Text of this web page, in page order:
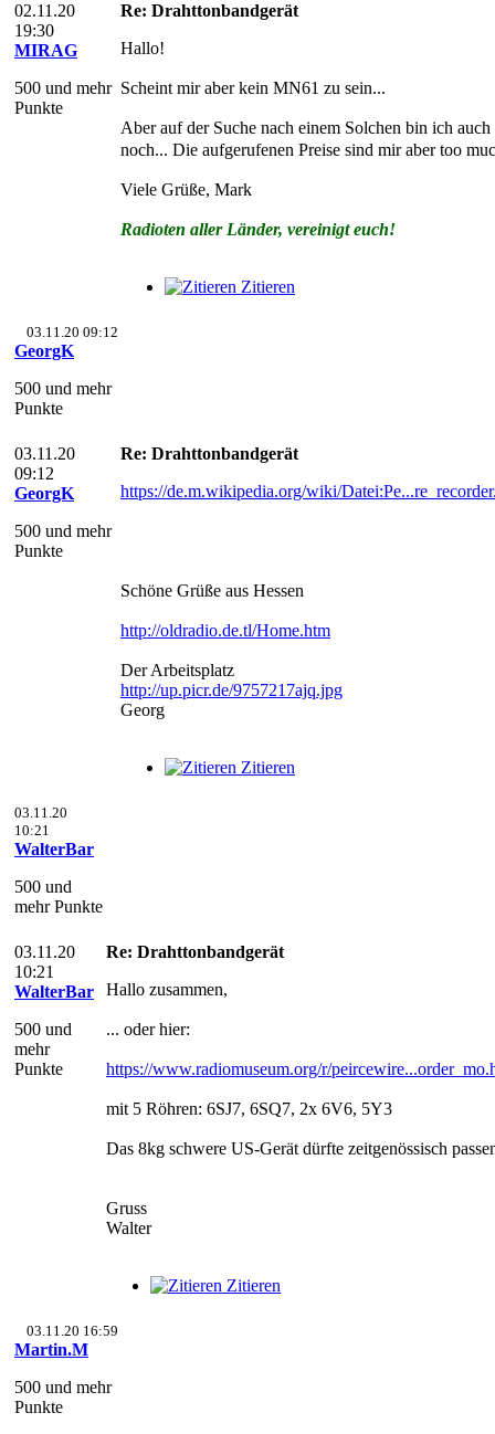
02.11.20
19:30
MIRAG
500 und mehr
Punkte
Re: Drahttonbandgerät
Hallo!
Scheint mir aber kein MN61 zu sein...
Aber auf der Suche nach einem Solchen bin ich auch
noch... Die aufgerufenen Preise sind mir aber too
Viele Grüße, Mark
Radioten aller Länder, vereinigt euch!
Zitieren
03.11.20 09:12
GeorgK
500 und mehr
Punkte
03.11.20
09:12
GeorgK
500 und mehr
Punkte
Re: Drahttonbandgerät
https://de.m.wikipedia.org/wiki/
Schöne Grüße aus Hessen
http://oldradio.de.tl/Home.htm
Der Arbeitsplatz
http://up.picr.de/9757217ajq.jpg
Georg
Zitieren
03.11.20
10:21
WalterBar
500 und
mehr Punkte
03.11.20
10:21
WalterBar
500 und
mehr
Punkte
Re: Drahttonbandgerät
Hallo zusammen,
... oder hier:
https://www.radiomuseum.org/r/
mit 5 Röhren: 6SJ7, 6SQ7, 2x 6V6, 5Y3
Das 8kg schwere US-Gerät dürfte zeitgenössisch
Gruss
Walter
Zitieren
03.11.20 16:59
Martin.M
500 und mehr
Punkte